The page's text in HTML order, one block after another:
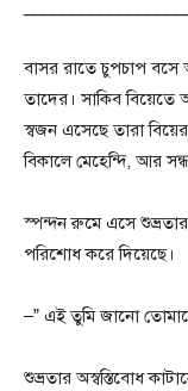
বাসর রাতে চুপচাপ বসে
তাদের। সাকিব
স্বজন এসেছে তারা
বিকালে মেহেন্দি, আর
স্পন্দন রুমে এসে
পরিশোধ করে দিয়েছে।
–” এই তুমি জানো
শুভ্রতার অস্বস্তিবোধ